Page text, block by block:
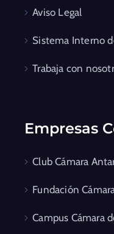
Aviso Legal
Sistema Interno
Trabaja con
Empresas
Club Cámara
Fundación
Campus Cámara